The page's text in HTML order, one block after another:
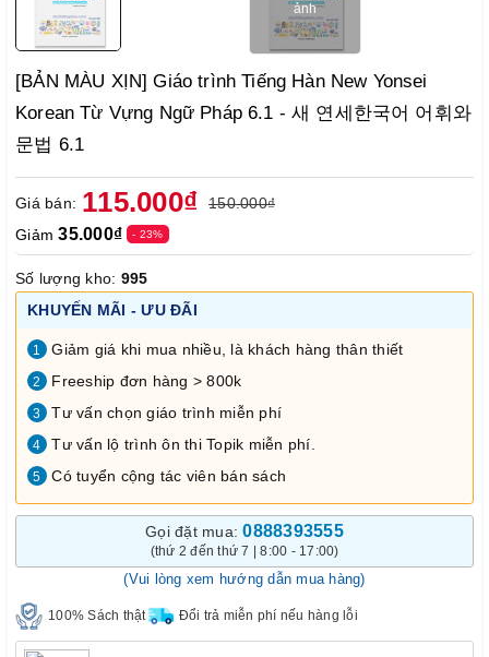
ảnh
[BẢN MÀU XỊN] Giáo trình Tiếng Hàn New Yonsei
Korean Từ Vựng Ngữ Pháp 6.1 - 새 연세한국어 어휘와
문법 6.1
Giá bán: 115.000₫
150.000₫
Giảm35.000₫ - 23%
Số lượng kho: 995
KHUYẾN MÃI - ƯU ĐÃI
1 Giảm giá khi mua nhiều, là khách hàng thân thiết
2 Freeship đơn hàng > 800k
3 Tư vấn chọn giáo trình miễn phí
4 Tư vấn lộ trình ôn thi Topik miễn phí.
5 Có tuyển cộng tác viên bán sách
Gọi đặt mua:0888393555
(thứ 2 đến thứ 7 | 8:00 - 17:00)
(Vui lòng xem hướng dẫn mua hàng)
100% Sách thật Đổi trả miễn phí nếu hàng lỗi